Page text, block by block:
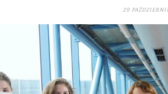
29